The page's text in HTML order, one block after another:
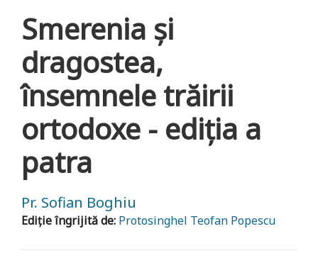
Smerenia și
dragostea,
însemnele trăirii
ortodoxe - ediția a
patra
Pr. Sofian Boghiu
Ediție îngrijită de: Protosinghel Teofan Popescu